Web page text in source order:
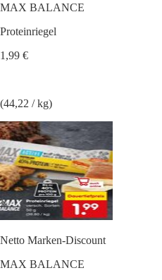
MAX BALANCE
Proteinriegel
1,99 €
(44,22 / kg)
Netto Marken-Discount
MAX BALANCE